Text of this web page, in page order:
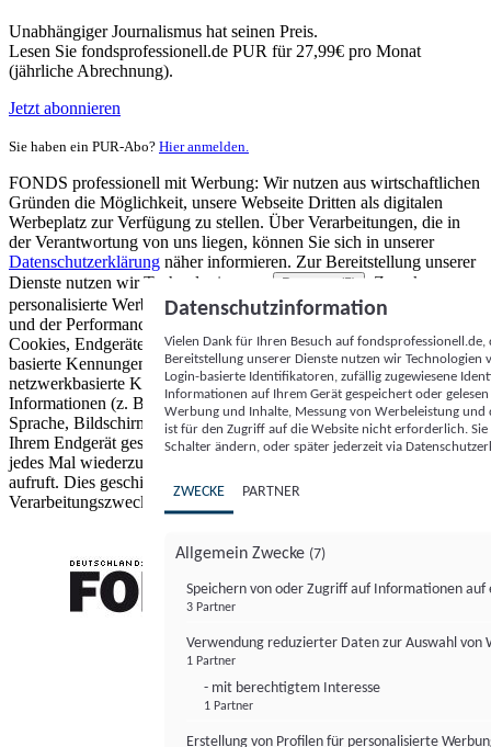
Unabhängiger Journalismus hat seinen Preis.
Lesen Sie fondsprofessionell.de PUR für 27,99€ pro Monat
(jährliche Abrechnung).
Jetzt abonnieren
Sie haben ein PUR-Abo? Hier anmelden.
FONDS professionell mit Werbung: Wir nutzen aus wirtschaftlichen
Gründen die Möglichkeit, unsere Webseite Dritten als digitalen
Werbeplatz zur Verfügung zu stellen. Über Verarbeitungen, die in
der Verantwortung von uns liegen, können Sie sich in unserer
Datenschutzerklärung näher informieren. Zur Bereitstellung unserer
Dienste nutzen wir Technologien von
Partnern (5)
. Zwecke:
personalisierte Werbung und Inhalte, Messung von Werbeleistung
und der Performance von Inhalten sowie Zielgruppenforschung.
Cookies, Endgeräte- oder ähnliche Online-Kennungen (z. B. login-
basierte Kennungen, zufällig generierte Kennungen,
netzwerkbasierte Kennungen) können zusammen mit anderen
Informationen (z. B. Browsertyp und Browserinformationen,
Sprache, Bildschirmgröße, unterstützte Technologien usw.) auf
Ihrem Endgerät gespeichert oder von dort ausgelesen werden, um es
jedes Mal wiederzuerkennen, wenn es eine App oder einer Webseite
aufruft. Dies geschieht für einen oder mehrere der hier aufgeführten
Verarbeitungszwecke.
Datenschutzinformation
Vielen Dank für Ihren Besuch auf
Bereitstellung unserer Dienste nutzen wir Technologien
Login-basierte Identifikatoren, zufällig zugewiesene
Informationen auf Ihrem Gerät gespeichert oder
Werbung und Inhalte, Messung von Werbeleistung
ist für den Zugriff auf die Website nicht erforderlich.
Schalter ändern, oder später jederzeit via
ZWECKE PARTNER
Allgemein Zwecke (7)
Speichern von oder Zugriff auf Informationen auf
3 Partner
Verwendung reduzierter Daten zur Auswahl von
1 Partner
- mit berechtigtem Interesse
1 Partner
Erstellung von Profilen für personalisierte
FONDS professionell